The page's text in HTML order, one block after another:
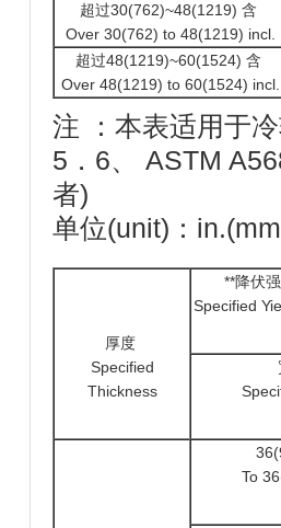
超过30(762)~48(1219) 含
Over 30(762) to 48(1219) incl.
超过48(1219)~60(1524) 含
Over 48(1219) to 60(1524) incl.
注 ：本表适用于
5．6、 ASTM
者)
单位(unit)：
厚度
Specified
Thickness
**降伏
Specified
To